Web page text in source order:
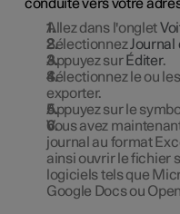
conduite vers votre
Allez dans l'onglet
SélectionnezJournal
Appuyez sur Éditer.
Sélectionnez le ou
exporter.
Appuyez sur le
Vous avez
journal au format
ainsi ouvrir le fichier
logiciels tels que
Google Docs ou